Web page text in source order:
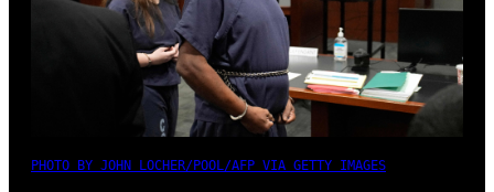
PHOTO BY JOHN LOCHER/POOL/AFP VIA GETTY IMAGES